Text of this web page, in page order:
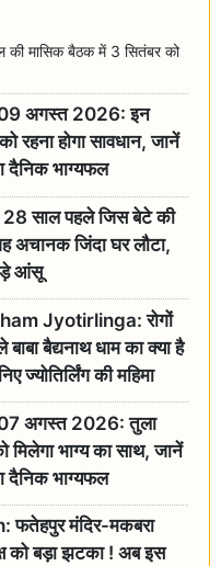
की मासिक बैठक में 3 सितंबर को
अगस्त 2026: इन
रहना होगा सावधान, जानें
दैनिक भाग्यफल
साल पहले जिस बेटे की
अचानक जिंदा घर लौटा,
आंसू
Jyotirlinga: रोगों
बैद्यनाथ धाम का क्या है
ज्योतिर्लिंग की महिमा
अगस्त 2026: तुला
मिलेगा भाग्य का साथ, जानें
दैनिक भाग्यफल
मंदिर-मकबरा
को बड़ा झटका ! अब इस